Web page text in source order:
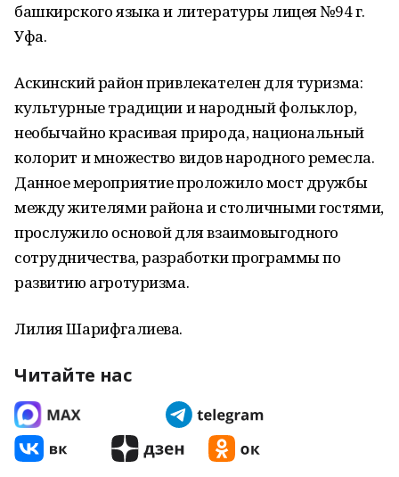
башкирского языка и литературы лицея №94 г.
Уфа.
Аскинский район привлекателен для туризма:
культурные традиции и народный фольклор,
необычайно красивая природа, национальный
колорит и множество видов народного ремесла.
Данное мероприятие проложило мост дружбы
между жителями района и столичными гостями,
прослужило основой для взаимовыгодного
сотрудничества, разработки программы по
развитию агротуризма.
Лилия Шарифгалиева.
Читайте нас